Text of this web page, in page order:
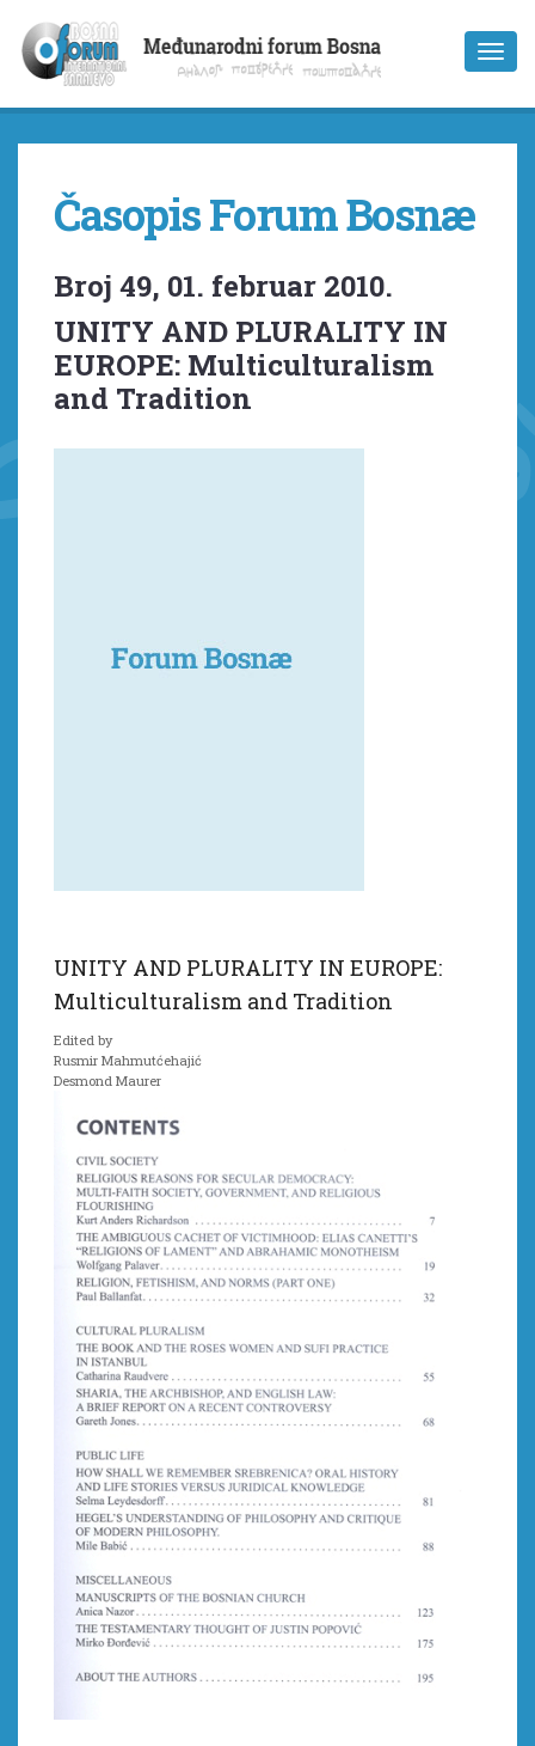
Časopis Forum Bosnæ
Broj 49, 01. februar 2010.
UNITY AND PLURALITY IN
EUROPE: Multiculturalism
and Tradition
UNITY AND PLURALITY IN EUROPE:
Multiculturalism and Tradition
Edited by
Rusmir Mahmutćehajić
Desmond Maurer